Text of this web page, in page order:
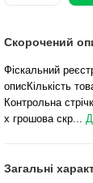
Скорочений
Фіскальний
описКількість
Контрольна
x грошова скр...
Загальні